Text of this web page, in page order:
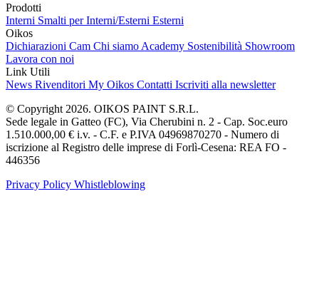
Prodotti
Interni Smalti per Interni/Esterni Esterni
Oikos
Dichiarazioni Cam Chi siamo Academy Sostenibilità Showroom
Lavora con noi
Link Utili
News Rivenditori My Oikos Contatti Iscriviti alla newsletter
© Copyright 2026. OIKOS PAINT S.R.L.
Sede legale in Gatteo (FC), Via Cherubini n. 2 - Cap. Soc.euro
1.510.000,00 € i.v. - C.F. e P.IVA 04969870270 - Numero di
iscrizione al Registro delle imprese di Forlì-Cesena: REA FO -
446356
Privacy Policy Whistleblowing